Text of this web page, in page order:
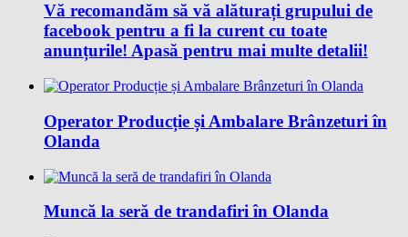
Vă recomandăm să vă alăturați grupului de
facebook pentru a fi la curent cu toate
anunțurile! Apasă pentru mai multe detalii!
Operator Producție și Ambalare Brânzeturi în
Olanda
Muncă la seră de trandafiri în Olanda